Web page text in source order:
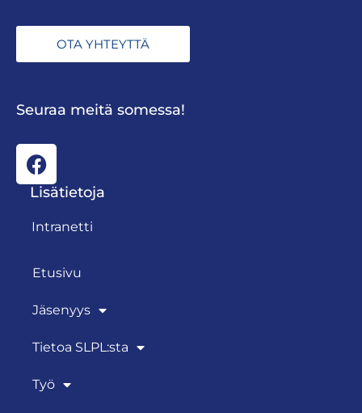
OTA YHTEYTTÄ
Seuraa meitä somessa!
Lisätietoja
Intranetti
Etusivu
Jäsenyys
Tietoa SLPL:sta
Työ